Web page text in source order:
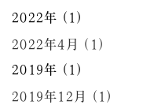
2022年 (1)
2022年4月 (1)
2019年 (1)
2019年12月 (1)